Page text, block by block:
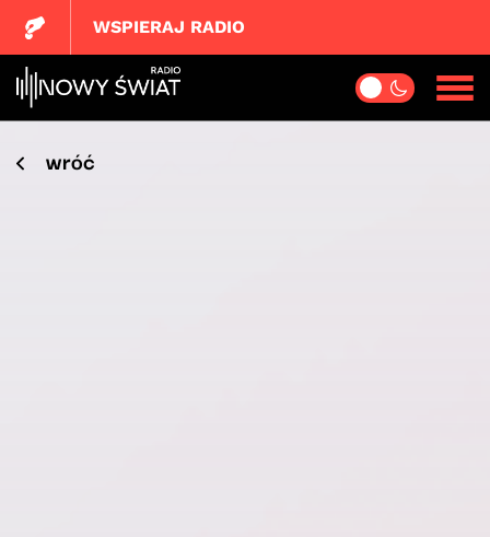
WSPIERAJ RADIO
wróć